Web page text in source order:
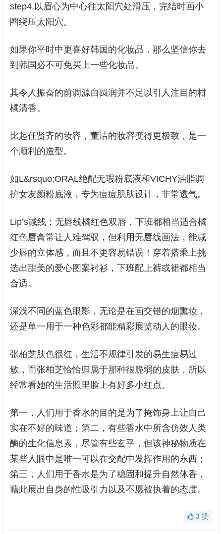
step4.以眉心为中心往太阳穴处滑压，完结时画小
圈绕压太阳穴。
如果你平时中更喜好韩国的化妆品，那么坚信你去
到韩国必不可免买上一些化妆品。
其令人振奋的前调源自圆润并不足以引人注目的柑
橘清香。
比起任贤齐的妆容，董洁的妆容变得更极致，是一
个顺利的造型。
如L&rsquo;ORAL绝配无瑕粉底液和VICHY油脂调
护女友颜粉底液，专为痘痘肌肤设计，非常透气。
Lip’s减线：无唇线橘红色双唇，下班都相当适合橘
红色唇膏常让人难驾驭，但利用无唇线画法，能减
少唇的立体感，而且不更容易错误！穿着搭乘上挑
选出甜美的爱心图案衬衫，下班配上裤或裙都相当
合适。
深浅不同的蓝色眼影，无论是在画交错的烟熏妆，
还是单一用于一种色彩都能精彩展览动人的眼妆。
张柏芝肤色很红，生活不规律引发的易生痘易过
敏，而张柏芝恰恰归属于那种很脆弱的皮肤，所以
经常看她的生活照里脸上有好多小红点。
第一，人们用于香水的目的是为了掩饰身上让自己
实在不好的味道；第二，有些香水中所含仿效人类
酶的生化信息素，尽管有些玄乎，但该神秘物质在
某些人眼中是唯一可以在交配中发挥作用的东西；
第三，人们用于香水是为了稳固和提升自然体香，
藉此展出自身的性吸引力以及不愿被执着的态度。
3 赞